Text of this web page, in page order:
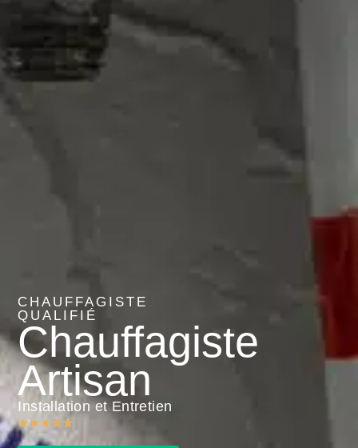
CHAUFFAGISTE
QUALIFIÉ
Chauffagiste
Artisan
Installation et Entretien
★★★★★